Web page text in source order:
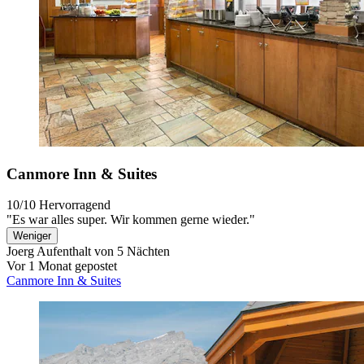
Canmore Inn & Suites
10/10 Hervorragend
"Es war alles super. Wir kommen gerne wieder."
Weniger
JoergAufenthalt von 5 Nächten
Vor 1 Monat gepostet
Canmore Inn & Suites